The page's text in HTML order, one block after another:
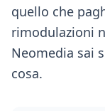
quello che
rimodulazioni
Neomedia sai
cosa.